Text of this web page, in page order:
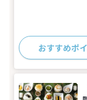
おすすめポ